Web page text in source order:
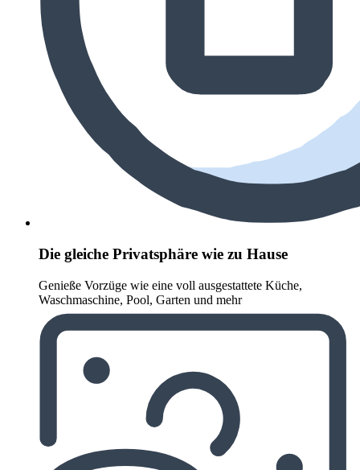
Die gleiche Privatsphäre wie zu Hause
Genieße Vorzüge wie eine voll ausgestattete Küche,
Waschmaschine, Pool, Garten und mehr